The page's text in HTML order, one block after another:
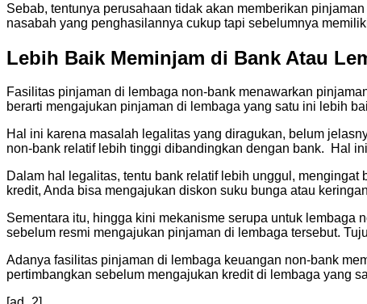
Sebab, tentunya perusahaan tidak akan memberikan
nasabah yang penghasilannya cukup tapi sebelumnya
Lebih Baik Meminjam di Bank Atau
Fasilitas pinjaman di lembaga non-bank menawarkan
berarti mengajukan pinjaman di lembaga yang satu ini lebih
Hal ini karena masalah legalitas yang diragukan, belum
non-bank relatif lebih tinggi dibandingkan dengan bank. Hal
Dalam hal legalitas, tentu bank relatif lebih unggul,
kredit, Anda bisa mengajukan diskon suku bunga atau
Sementara itu, hingga kini mekanisme serupa untuk
sebelum resmi mengajukan pinjaman di lembaga tersebut.
Adanya fasilitas pinjaman di lembaga keuangan non-bank
pertimbangkan sebelum mengajukan kredit di lembaga yang